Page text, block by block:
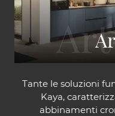
Tante le soluzioni
Kaya,
abbinamenti